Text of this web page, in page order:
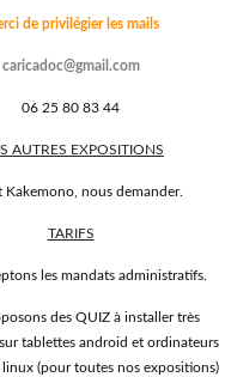
de privilégier les mails
caricadoc@gmail.com
06 25 80 83 44
AUTRES EXPOSITIONS
Kakemono, nous demander.
TARIFS
les mandats administratifs.
des QUIZ à installer très
tablettes android et ordinateurs
(pour toutes nos expositions)